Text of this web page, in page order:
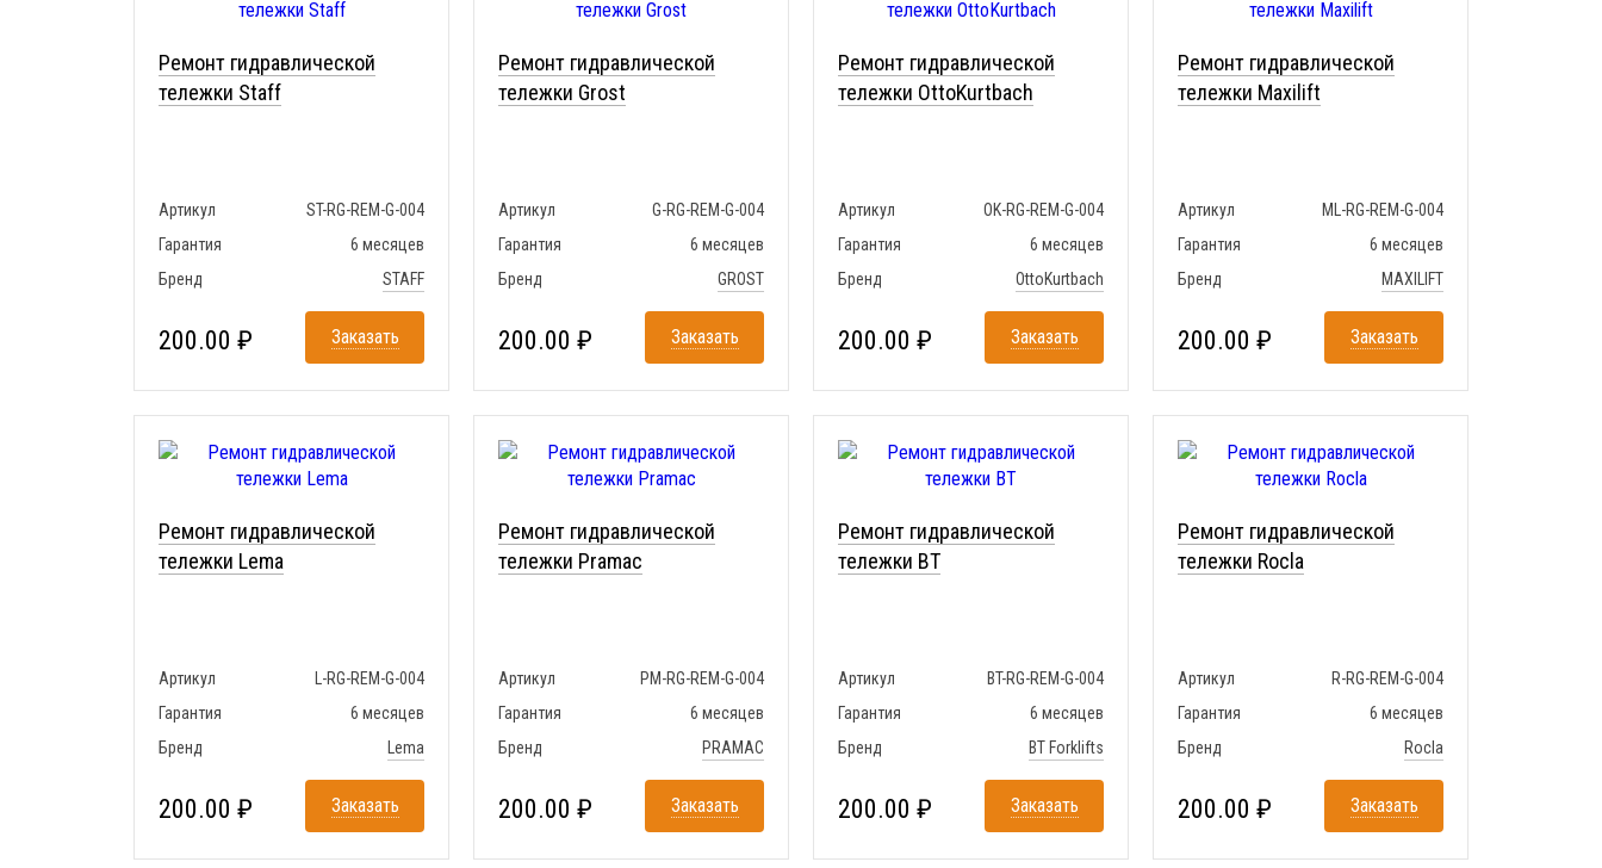
Ремонт гидравлической
тележки Staff
Артикул
ST-RG-REM-G-004
Гарантия
6 месяцев
Бренд
STAFF
200.00 ₽ Заказать
Ремонт гидравлической
тележки Grost
Артикул
G-RG-REM-G-004
Гарантия
6 месяцев
Бренд
GROST
200.00 ₽ Заказать
Ремонт гидравлической
тележки OttoKurtbach
Артикул
OK-RG-REM-G-004
Гарантия
6 месяцев
Бренд
OttoKurtbach
200.00 ₽ Заказать
Ремонт гидравлической
тележки Maxilift
Артикул
ML-RG-REM-G-004
Гарантия
6 месяцев
Бренд
MAXILIFT
200.00 ₽ Заказать
Ремонт гидравлической
тележки Lema
Артикул
L-RG-REM-G-004
Гарантия
6 месяцев
Бренд
Lema
200.00 ₽ Заказать
Ремонт гидравлической
тележки Pramac
Артикул
PM-RG-REM-G-004
Гарантия
6 месяцев
Бренд
PRAMAC
200.00 ₽ Заказать
Ремонт гидравлической
тележки BT
Артикул
BT-RG-REM-G-004
Гарантия
6 месяцев
Бренд
BT Forklifts
200.00 ₽ Заказать
Ремонт гидравлической
тележки Rocla
Артикул
R-RG-REM-G-004
Гарантия
6 месяцев
Бренд
Rocla
200.00 ₽ Заказать